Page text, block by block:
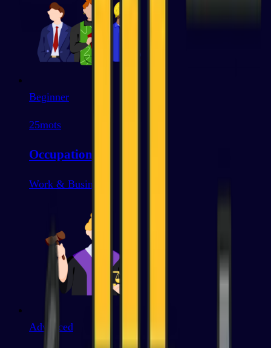
Beginner
25mots
Occupations
Work & Business
Advanced